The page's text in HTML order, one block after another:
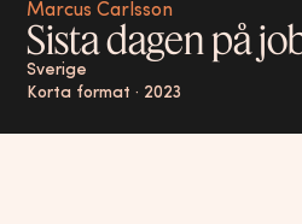
Marcus Carlsson
Sista dagen på
Sverige
Korta format · 2023